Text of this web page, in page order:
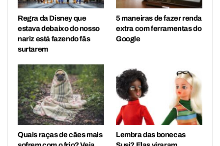
Regra da Disney que
estava debaixo do nosso
nariz está fazendo fãs
surtarem
5 maneiras de fazer renda
extra com ferramentas do
Google
Quais raças de cães mais
Lembra das bonecas